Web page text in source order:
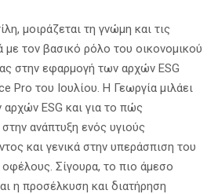
μοιράζεται τη γνώμη και τις
με τον βασικό ρόλο του οικονομικού
στην εφαρμογή των αρχών ESG
Pro του Ιουλίου. Η Γεωργία μιλάει
αρχών ESG και για το πώς
ανάπτυξη ενός υγιούς
και γενικά στην υπεράσπιση του
Σίγουρα, το πιο άμεσο
η προσέλκυση και διατήρηση